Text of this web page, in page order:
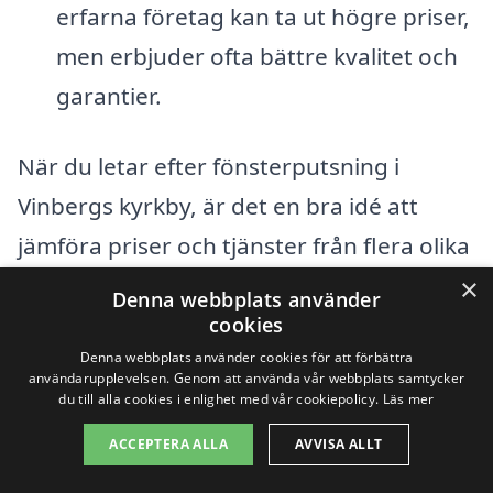
erfarna företag kan ta ut högre priser,
men erbjuder ofta bättre kvalitet och
garantier.
När du letar efter fönsterputsning i
Vinbergs kyrkby, är det en bra idé att
jämföra priser och tjänster från flera olika
företag. Den mångfald av alternativ gör
att du kan hitta den lösning som passar
din budget och behov. Besök gärna vår
plattform för att få detaljerade offerter
från lokala fönsterputsare och hitta den
×
Denna webbplats använder
cookies
Denna webbplats använder cookies för att förbättra
användarupplevelsen. Genom att använda vår webbplats samtycker
du till alla cookies i enlighet med vår cookiepolicy. Läs mer
ACCEPTERA ALLA AVVISA ALLT